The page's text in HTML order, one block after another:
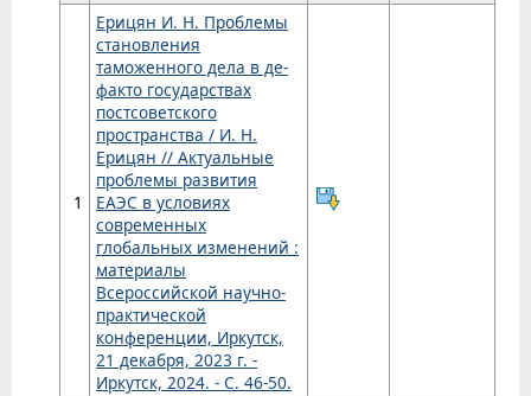
1
Ерицян И. Н. Проблемы
становления
таможенного дела в де-
факто государствах
постсоветского
пространства / И. Н.
Ерицян // Актуальные
проблемы развития
ЕАЭС в условиях
современных
глобальных изменений :
материалы
Всероссийской научно-
практической
конференции, Иркутск,
21 декабря, 2023 г. -
Иркутск, 2024. - С. 46-50.